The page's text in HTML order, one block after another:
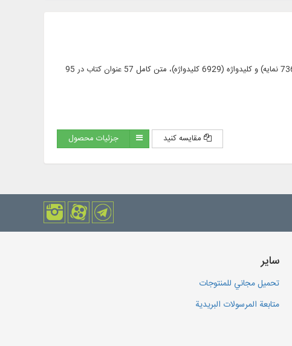
فرهنگ موضوعی تمام آثار ملاصدرا، شامل: چکیده‌نویسی متن (109887 موضوع)، نمایه‌سازی (73686 نمایه) و کلیدواژه (6929 کلیدواژه)، متن کامل 57 عنوان کتاب در 95
مقایسه کنید جزئیات محصول
سایر
تحميل مجاني للمنتوجات
متابعة المرسولات البريدية